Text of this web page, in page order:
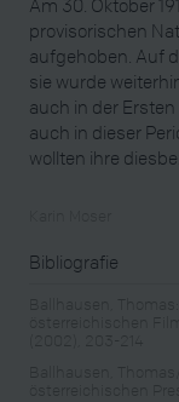
Am 30. Oktober
provisorischen
aufgehoben. Auf
sie wurde
auch in der
auch in dieser
wollten ihre
Bibliografie